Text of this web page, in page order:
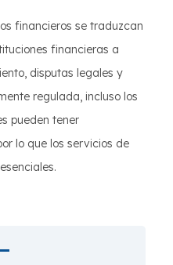
financieros se traduzcan
financieras a
disputas legales y
regulada, incluso los
pueden tener
lo que los servicios de